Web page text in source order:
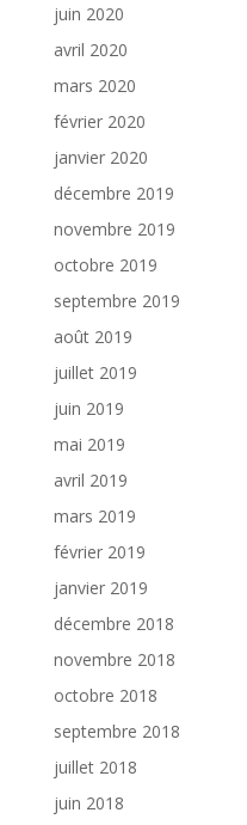
juin 2020
avril 2020
mars 2020
février 2020
janvier 2020
décembre 2019
novembre 2019
octobre 2019
septembre 2019
août 2019
juillet 2019
juin 2019
mai 2019
avril 2019
mars 2019
février 2019
janvier 2019
décembre 2018
novembre 2018
octobre 2018
septembre 2018
juillet 2018
juin 2018